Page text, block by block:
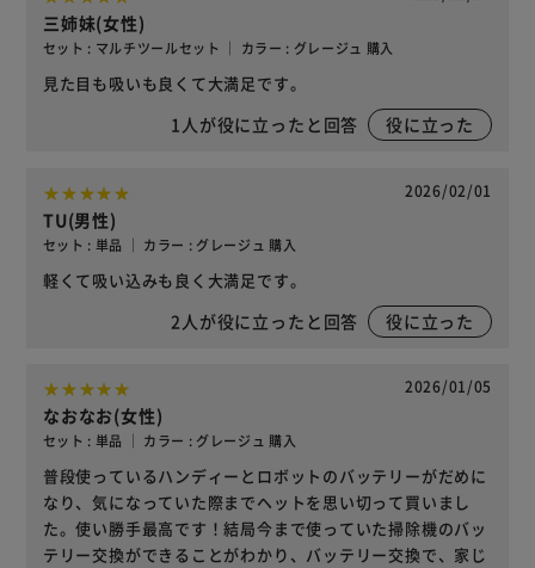
三姉妹(女性)
セット : マルチツールセット ｜ カラー : グレージュ 購入
見た目も吸いも良くて大満足です。
1 人が役に立ったと回答 役に立った
2026/02/01
TU(男性)
セット : 単品 ｜ カラー : グレージュ 購入
軽くて吸い込みも良く大満足です。
2 人が役に立ったと回答 役に立った
2026/01/05
なおなお(女性)
セット : 単品 ｜ カラー : グレージュ 購入
普段使っているハンディーとロボットのバッテリーがだめに
なり、気になっていた際までヘットを思い切って買いまし
た。使い勝手最高です！結局今まで使っていた掃除機のバッ
テリー交換ができることがわかり、バッテリー交換で、家じ